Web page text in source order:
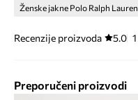
Ženske jakne Polo Ralph Lauren
Recenzije proizvoda 5.0 1
Preporučeni proizvodi